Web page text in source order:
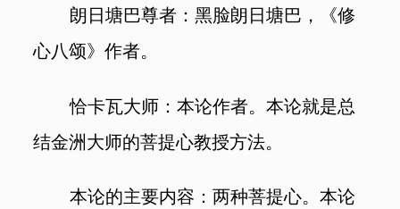
朗日塘巴尊者：黑脸朗日塘巴，《修
心八颂》作者。
恰卡瓦大师：本论作者。本论就是总
结金洲大师的菩提心教授方法。
本论的主要内容：两种菩提心。本论